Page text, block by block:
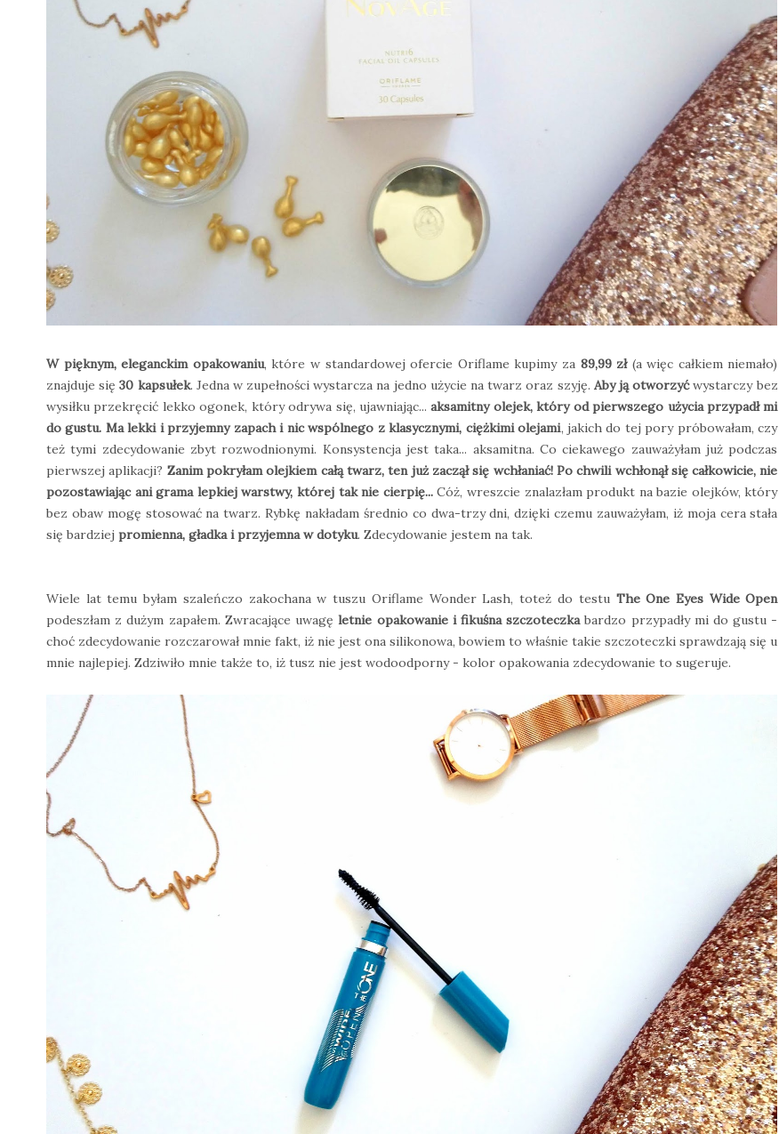
W pięknym, eleganckim opakowaniu, które w standardowej ofercie Oriflame kupimy za 89,99 zł(a więc całkiem niemało)
znajduje się30 kapsułek. Jedna w zupełności wystarcza na jedno użycie na twarz oraz szyję. Aby ją otworzyćwystarczy bez
wysiłku przekręcić lekko ogonek, który odrywa się, ujawniając...aksamitny olejek, który od pierwszego użycia przypadł mi
do gustu. Ma lekki i przyjemny zapach i nic wspólnego z klasycznymi, ciężkimi olejami, jakich do tej pory próbowałam, czy
też tymi zdecydowanie zbyt rozwodnionymi. Konsystencja jest taka... aksamitna. Co ciekawego zauważyłam już podczas
pierwszej aplikacji? Zanim pokryłam olejkiem całą twarz, ten już zaczął się wchłaniać! Po chwili wchłonął się całkowicie, nie
pozostawiając ani grama lepkiej warstwy, której tak nie cierpię...Cóż, wreszcie znalazłam produkt na bazie olejków, który
bez obaw mogę stosować na twarz. Rybkę nakładam średnio co dwa-trzy dni, dzięki czemu zauważyłam, iż moja cera stała
się bardziej promienna, gładka i przyjemna w dotyku. Zdecydowanie jestem na tak.
Wiele lat temu byłam szaleńczo zakochana w tuszu Oriflame Wonder Lash, toteż do testu The One Eyes Wide Open
podeszłam z dużym zapałem. Zwracające uwagęletnie opakowanie i fikuśna szczoteczkabardzo przypadły mi do gustu -
choć zdecydowanie rozczarował mnie fakt, iż nie jest ona silikonowa, bowiem to właśnie takie szczoteczki sprawdzają się u
mnie najlepiej. Zdziwiło mnie także to, iż tusz nie jest wodoodporny - kolor opakowania zdecydowanie to sugeruje.